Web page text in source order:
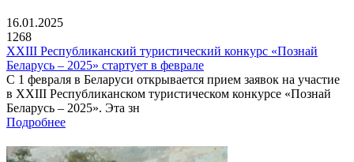
16.01.2025
1268
XXIII Республиканский туристический конкурс «Познай
Беларусь – 2025» стартует в феврале
С 1 февраля в Беларуси открывается прием заявок на участие
в XXIII Республиканском туристическом конкурсе «Познай
Беларусь – 2025». Эта зн
Подробнее